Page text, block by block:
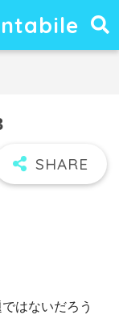
はないだろう